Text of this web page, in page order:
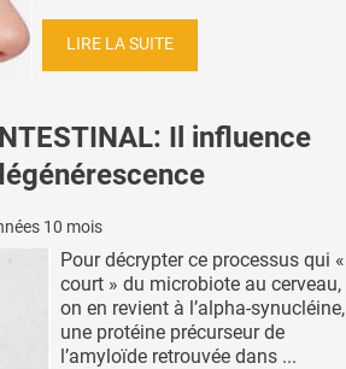
LIRE LA SUITE
Il influence
10 mois
Pour décrypter ce processus qui «
court » du microbiote au cerveau,
on en revient à l’alpha-synucléine,
une protéine précurseur de
l’amyloïde retrouvée dans ...